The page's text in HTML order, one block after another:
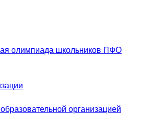
олимпиада школьников ПФО
организацией